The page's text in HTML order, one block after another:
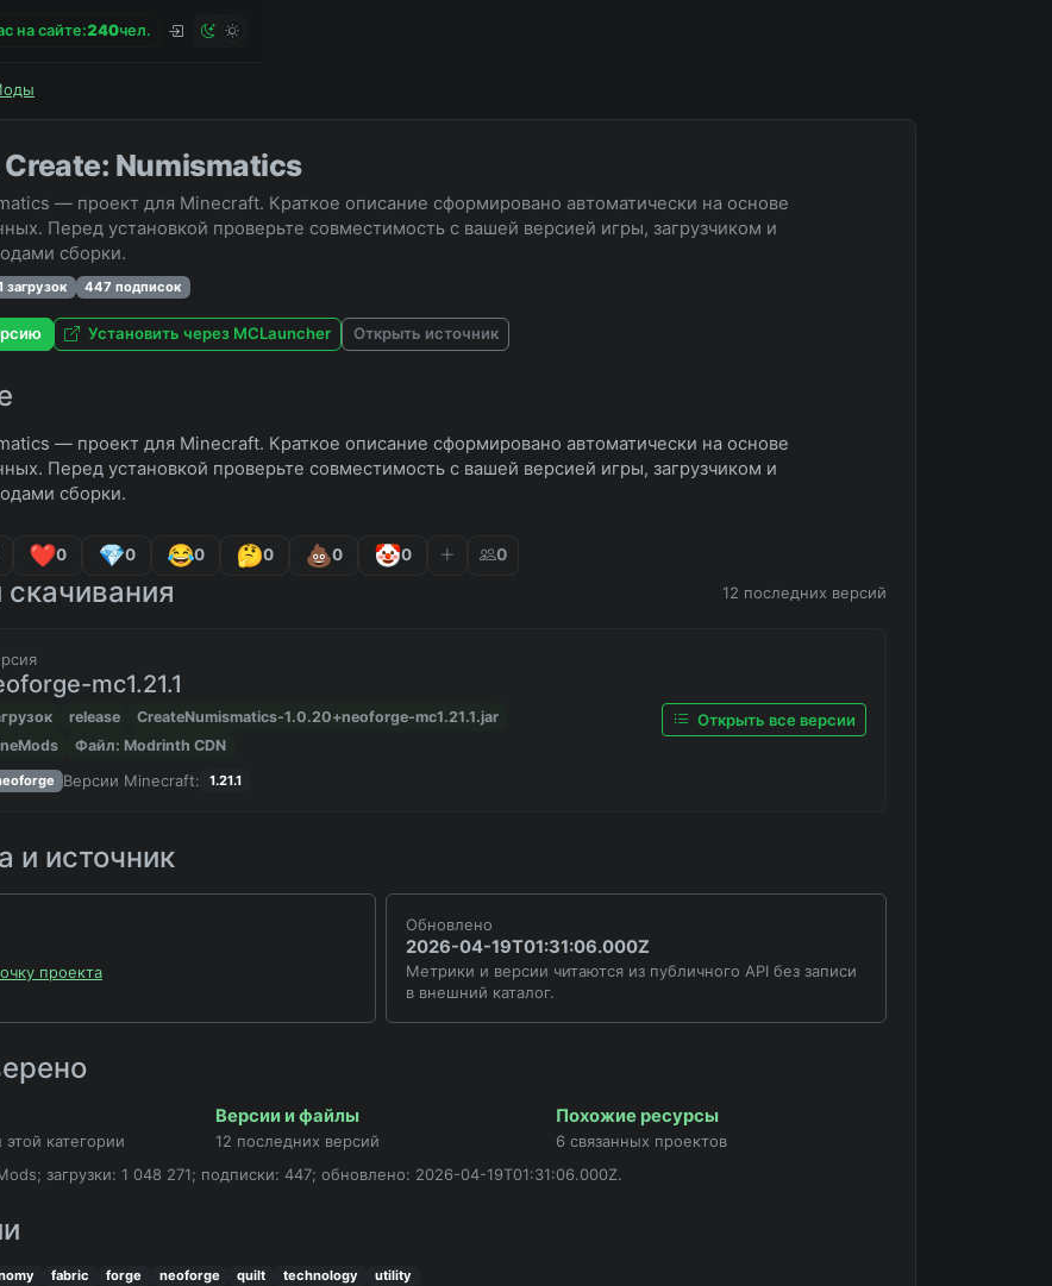
на сайте:240чел.
Numismatics
— проект для Minecraft. Краткое описание сформировано автоматически на основе
Перед установкой проверьте совместимость с вашей версией игры, загрузчиком и
сборки.
загрузок 447 подписок
Установить через MCLauncher Открыть источник
— проект для Minecraft. Краткое описание сформировано автоматически на основе
Перед установкой проверьте совместимость с вашей версией игры, загрузчиком и
сборки.
0 0 0 0 0 0 0
12 последних версий
mc1.21.1
release
CreateNumismatics-1.0.20+neoforge-mc1.21.1.jar
Файл: Modrinth CDN
Версии Minecraft: 1.21.1
Открыть все версии
и источник
проекта
Обновлено
2026-04-19T01:31:06.000Z
Метрики и версии читаются из публичного API без записи
в внешний каталог.
категории
Версии и файлы
12 последних версий
Похожие ресурсы
6 связанных проектов
загрузки: 1 048 271; подписки: 447; обновлено: 2026-04-19T01:31:06.000Z.
fabric forge neoforge quilt technology utility